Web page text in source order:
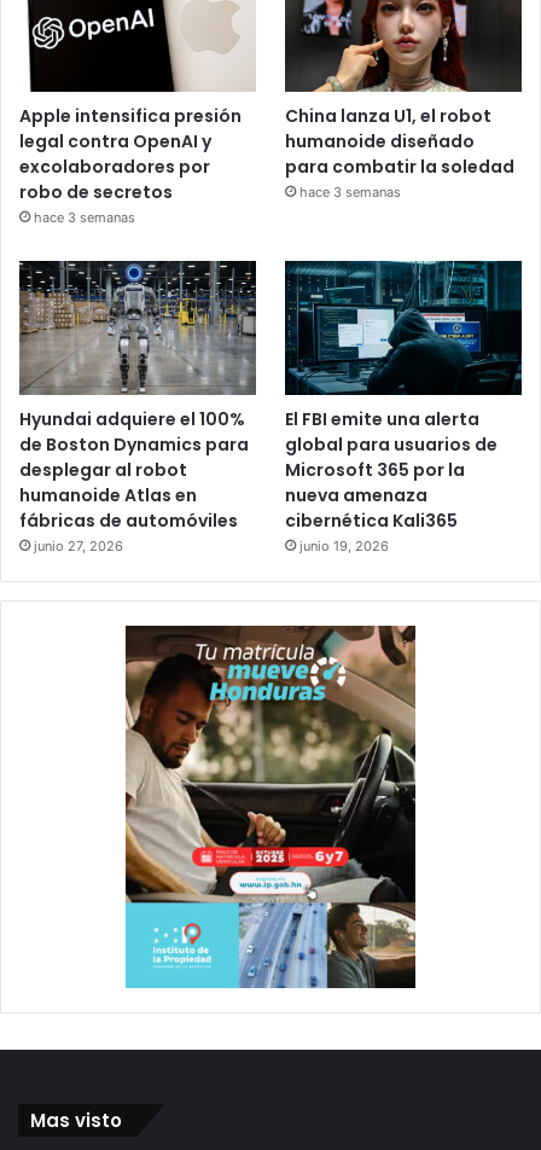
Apple intensifica presión
legal contra OpenAI y
excolaboradores por
robo de secretos
hace 3 semanas
China lanza U1, el robot
humanoide diseñado
para combatir la soledad
hace 3 semanas
Hyundai adquiere el 100%
de Boston Dynamics para
desplegar al robot
humanoide Atlas en
fábricas de automóviles
junio 27, 2026
El FBI emite una alerta
global para usuarios de
Microsoft 365 por la
nueva amenaza
cibernética Kali365
junio 19, 2026
Mas visto